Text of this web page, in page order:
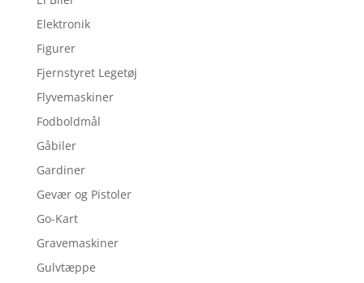
Elektronik
Figurer
Fjernstyret Legetøj
Flyvemaskiner
Fodboldmål
Gåbiler
Gardiner
Gevær og Pistoler
Go-Kart
Gravemaskiner
Gulvtæppe